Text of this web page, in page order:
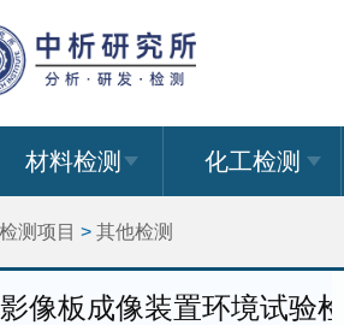
材料检测 化工检测
检测项目 > 其他检测
像板成像装置环境试验